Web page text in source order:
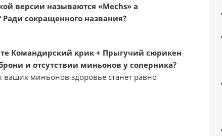
версии называются «Mechs» а
Ради сокращенного названия?
Командирский крик + Прыгучий сюрикен
и отсутствии миньонов у соперника?
ваших миньонов здоровье станет равно